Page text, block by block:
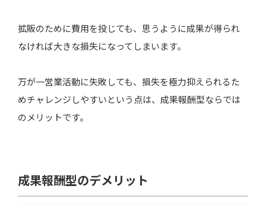
拡販のために費用を投じても、思うように成果が得られ
なければ大きな損失になってしまいます。
万が一営業活動に失敗しても、損失を極力抑えられるた
めチャレンジしやすいという点は、成果報酬型ならでは
のメリットです。
成果報酬型のデメリット